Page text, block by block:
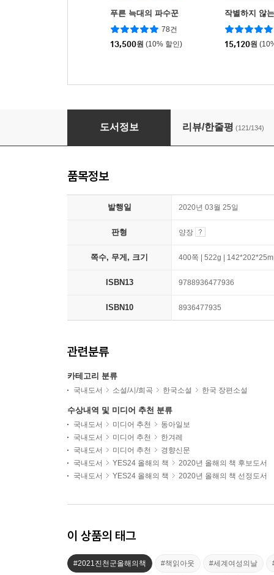
푸른 늑대의 파수꾼
78건
13,500원 (10% 할인)
작별하지 않
15,120원
알로하, 나의 엄마들
도서정보 리뷰/한줄평 (121/134)
품목정보
발행일 2020년 03월 25일
판형 양장
쪽수, 무게, 크기 400쪽 | 522g |
ISBN13 9788936477936
ISBN10 8936477935
관련분류
카테고리 분류
국내도서 소설/시/희곡 한국소설 한국 장편소설
수상내역 및 미디어 추천 분류
국내도서 미디어 추천
동아일보
국내도서
미디어 추천
한겨레
국내도서
미디어 추천
경향신문
국내도서
YES24 올해의 책
2020년 올해의 책 후보도서
국내도서
YES24 올해의 책 2020년 올해의 책 선정도서
이 상품의 태그
#2021진천군올해의책 #책읽아웃 #세계여성의날